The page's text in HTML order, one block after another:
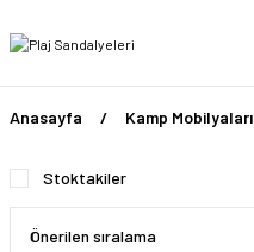
Anasayfa Kamp Mobilyaları
Stoktakiler